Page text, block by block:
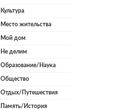
Культура
Место жительства
Мой дом
Не делим
Образование/Наука
Общество
Отдых/Путешествия
Память/История